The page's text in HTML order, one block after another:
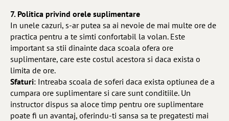
7. Politica privind orele suplimentare
In unele cazuri, s-ar putea sa ai nevoie de mai multe ore de
practica pentru a te simti confortabil la volan. Este
important sa stii dinainte daca scoala ofera ore
suplimentare, care este costul acestora si daca exista o
limita de ore.
Sfaturi: Intreaba scoala de soferi daca exista optiunea de a
cumpara ore suplimentare si care sunt conditiile. Un
instructor dispus sa aloce timp pentru ore suplimentare
poate fi un avantaj, oferindu-ti sansa sa te pregatesti mai